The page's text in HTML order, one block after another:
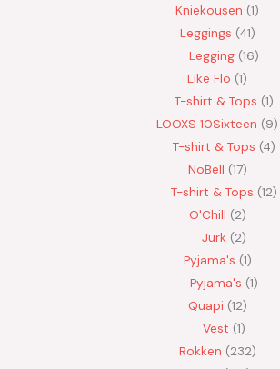
Kniekousen 1
Leggings 41
Legging 16
Like Flo 1
T-shirt & Tops 1
LOOXS 10Sixteen
9
T-shirt & Tops 4
NoBell 17
T-shirt & Tops 12
O'Chill 2
Jurk
2
Pyjama's 1
Pyjama's 1
Quapi 12
Vest 1
Rokken 232